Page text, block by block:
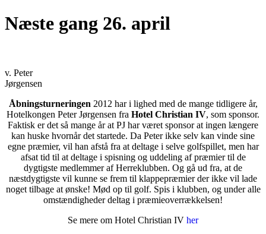
Næste gang 26. april
v. Peter
Jørgensen
Åbningsturneringen 2012 har i lighed med de mange tidligere år,
Hotelkongen Peter Jørgensen fra Hotel Christian IV, som sponsor.
Faktisk er det så mange år at PJ har været sponsor at ingen længere
kan huske hvornår det startede. Da Peter ikke selv kan vinde sine
egne præmier, vil han afstå fra at deltage i selve golfspillet, men har
afsat tid til at deltage i spisning og uddeling af præmier til de
dygtigste medlemmer af Herreklubben. Og gå ud fra, at de
næstdygtigste vil kunne se frem til klappepræmier der ikke vil lade
noget tilbage at ønske! Mød op til golf. Spis i klubben, og under alle
omstændigheder deltag i præmieoverrækkelsen!
Se mere om Hotel Christian IV her